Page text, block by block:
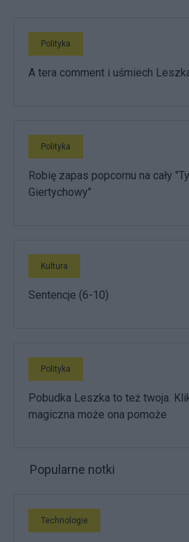
Polityka
A tera comment i uśmiech
Polityka
Robię zapas popcornu na cały
Giertychowy"
Kultura
Sentencje (6-10)
Polityka
Pobudka Leszka to też twoja.
magiczna może ona pomoże
Popularne notki
Technologie